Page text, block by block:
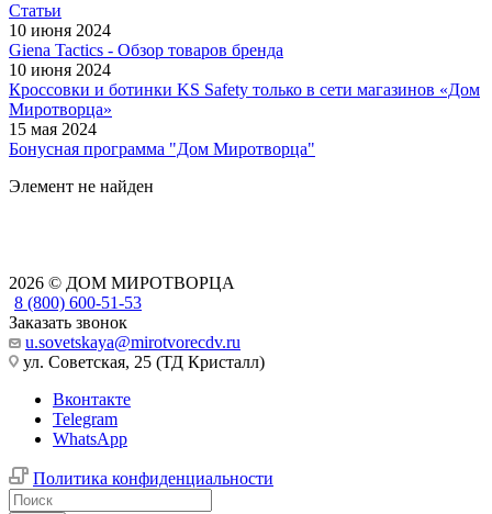
Статьи
10 июня 2024
Giena Tactics - Обзор товаров бренда
10 июня 2024
Кроссовки и ботинки KS Safety только в сети магазинов «Дом
Миротворца»
15 мая 2024
Бонусная программа "Дом Миротворца"
Элемент не найден
2026 © ДОМ МИРОТВОРЦА
8 (800) 600-51-53
Заказать звонок
u.sovetskaya@mirotvorecdv.ru
ул. Советская, 25 (ТД Кристалл)
Вконтакте
Telegram
WhatsApp
Политика конфиденциальности